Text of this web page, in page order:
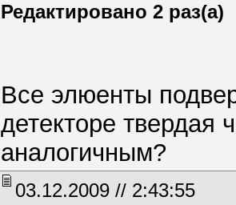
Редактировано 2 раз(а)
Все элюенты
детекторе твердая
аналогичным?
03.12.2009 // 2:43:55